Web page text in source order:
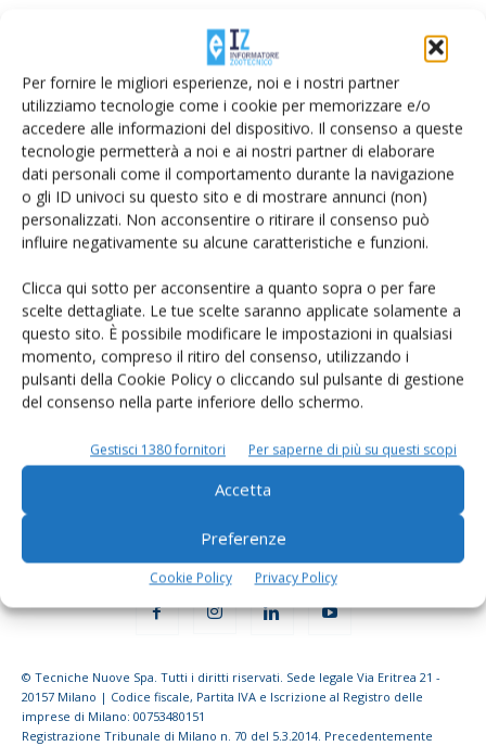
Per fornire le migliori esperienze, noi e i nostri partner
utilizziamo tecnologie come i cookie per memorizzare e/o
accedere alle informazioni del dispositivo. Il consenso a queste
tecnologie permetterà a noi e ai nostri partner di elaborare
dati personali come il comportamento durante la navigazione
o gli ID univoci su questo sito e di mostrare annunci (non)
personalizzati. Non acconsentire o ritirare il consenso può
influire negativamente su alcune caratteristiche e funzioni.
Clicca qui sotto per acconsentire a quanto sopra o per fare
scelte dettagliate. Le tue scelte saranno applicate solamente a
questo sito. È possibile modificare le impostazioni in qualsiasi
momento, compreso il ritiro del consenso, utilizzando i
pulsanti della Cookie Policy o cliccando sul pulsante di gestione
del consenso nella parte inferiore dello schermo.
Gestisci 1380 fornitori Per saperne di più su questi scopi
Accetta
Preferenze
Cookie Policy Privacy Policy
Rimani aggiornato sul mondo
dell’agricoltura
Iscriviti alle nostre newsletter
© Tecniche Nuove Spa. Tutti i diritti riservati. Sede legale Via Eritrea 21 -
20157 Milano | Codice fiscale, Partita IVA e Iscrizione al Registro delle
imprese di Milano: 00753480151
Registrazione Tribunale di Milano n. 70 del 5.3.2014. Precedentemente